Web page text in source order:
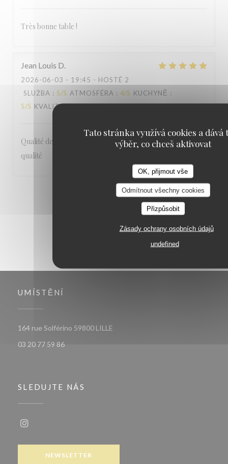
Tato stránka využívá cookies a dává
výběr, co chceš aktivovat
OK, přijmout vše
Odmítnout všechny cookies
Přizpůsobit
Zásady ochrany osobních údajů
undefined
Très bonne table !
Jean Louis D
2026-06-03 - 19:45 - HOSTÉ 2
SLUŽBA : 5/5 ATMOSFÉRA : 4/5 KUCHYNĚ :
5/5 KVALITA / CENA: 5/5
Qualité des plats et du service Carte des vins choix et
qualité
3
UMÍSTĚNÍ
164 rue Solférino 59800 LILLE
03 20 77 59 86
SLEDUJTE NÁS
NEWSLETTER